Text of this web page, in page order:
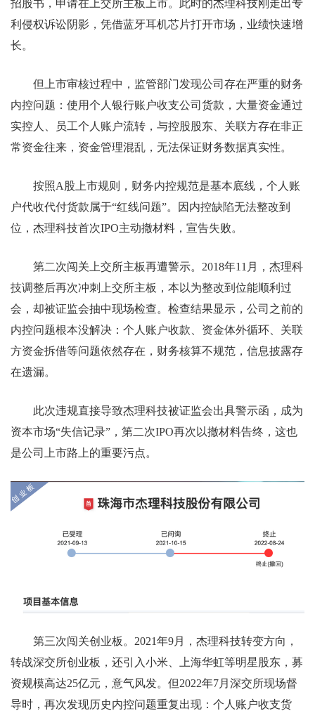
招股书，申请在上交所主板上市。此时的杰理科技刚走出专
利侵权诉讼阴影，凭借蓝牙耳机芯片打开市场，业绩快速增
长。
但上市审核过程中，监管部门发现公司存在严重的财务
内控问题：使用个人银行账户收支公司货款，大量资金通过
实控人、员工个人账户流转，与控股股东、关联方存在非正
常资金往来，资金管理混乱，无法保证财务数据真实性。
按照A股上市规则，财务内控规范是基本底线，个人账
户代收代付货款属于“红线问题”。因内控缺陷无法整改到
位，杰理科技首次IPO主动撤材料，宣告失败。
第二次闯关上交所主板再遭警示。2018年11月，杰理科
技调整后再次冲刺上交所主板，本以为整改到位能顺利过
会，却被证监会抽中现场检查。检查结果显示，公司之前的
内控问题根本没解决：个人账户收款、资金体外循环、关联
方资金拆借等问题依然存在，财务核算不规范，信息披露存
在遗漏。
此次违规直接导致杰理科技被证监会出具警示函，成为
资本市场“失信记录”，第二次IPO再次以撤材料告终，这也
是公司上市路上的重要污点。
第三次闯关创业板。2021年9月，杰理科技转变方向，
转战深交所创业板，还引入小米、上海华虹等明星股东，募
资规模高达25亿元，意气风发。但2022年7月深交所现场督
导时，再次发现历史内控问题重复出现：个人账户收支货